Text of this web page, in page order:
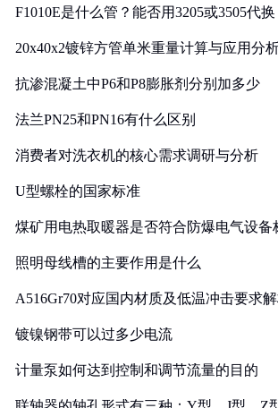
F1010E是什么管？能否用3205或3505代换
20x40x2镀锌方管单米重量计算与应用分
抗渗混凝土中P6和P8膨胀剂分别加多少
法兰PN25和PN16有什么区别
消费者对洗衣机的核心需求调研与分析
U型螺栓的国家标准
煤矿用电热取暖器是否符合防爆电气设备
照明母线槽的主要作用是什么
A516Gr70对应国内材质及低温冲击要求
镀镍钢带可以过多少电流
计量泵如何达到控制和调节流量的目的